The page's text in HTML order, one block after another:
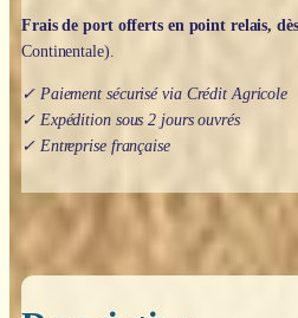
Frais de port offerts en point relais,
Continentale).
✓ Paiement sécurisé via Crédit Agricole
✓ Expédition sous 2 jours ouvrés
✓ Entreprise française